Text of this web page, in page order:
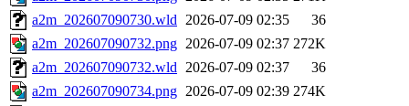
a2m_202607090730.wld 2026-07-09 02:35
36
a2m_202607090732.png 2026-07-09 02:37 272K
a2m_202607090732.wld 2026-07-09 02:37
36
a2m_202607090734.png 2026-07-09 02:39 274K